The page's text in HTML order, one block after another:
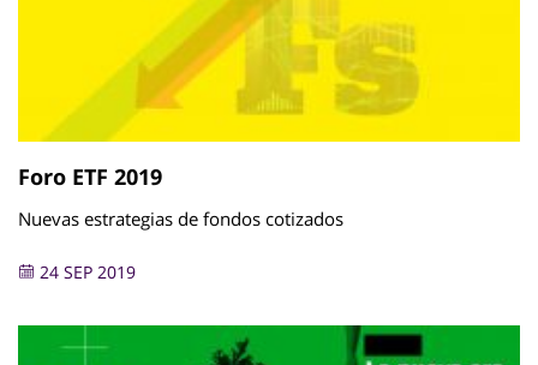
Foro ETF 2019
Nuevas estrategias de fondos cotizados
24 SEP 2019